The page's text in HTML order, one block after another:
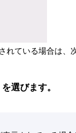
れている場合は、
を選びます。